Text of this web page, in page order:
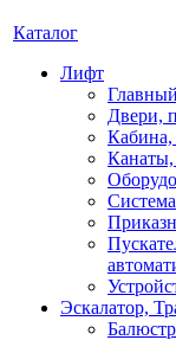
Каталог
Лифт
Двери,
Кабина,
Канаты,
Эскалатор,